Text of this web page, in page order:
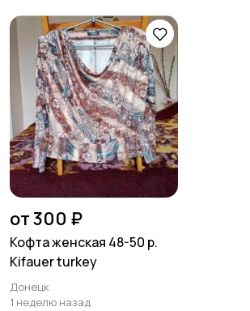
Комбинезоны
Нижнее белье
Пиджаки и костюмы
от 300 ₽
Кофта женская 48-50 р.
Kifauer turkey
Донецк
1 неделю назад